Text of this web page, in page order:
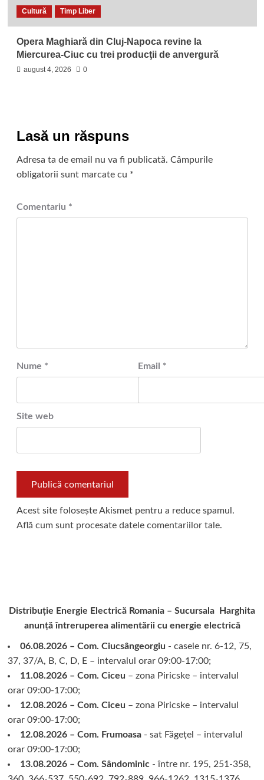
Cultură Timp Liber
Opera Maghiară din Cluj-Napoca revine la
Miercurea-Ciuc cu trei producţii de anvergură
august 4, 2026 0
Lasă un răspuns
Adresa ta de email nu va fi publicată. Câmpurile
obligatorii sunt marcate cu *
Comentariu *
Nume * Email *
Site web
Acest site folosește Akismet pentru a reduce spamul.
Află cum sunt procesate datele comentariilor tale.
Distribuție Energie Electrică Romania – Sucursala Harghita
anunță întreruperea alimentării cu energie electrică
06.08.2026 – Com. Ciucsângeorgiu - casele nr. 6-12, 75,
37, 37/A, B, C, D, E – intervalul orar 09:00-17:00;
11.08.2026 – Com. Ciceu – zona Piricske – intervalul
orar 09:00-17:00;
12.08.2026 – Com. Ciceu – zona Piricske – intervalul
orar 09:00-17:00;
12.08.2026 – Com. Frumoasa- sat Făgețel – intervalul
orar 09:00-17:00;
13.08.2026 – Com. Sândominic- între nr. 195, 251-358,